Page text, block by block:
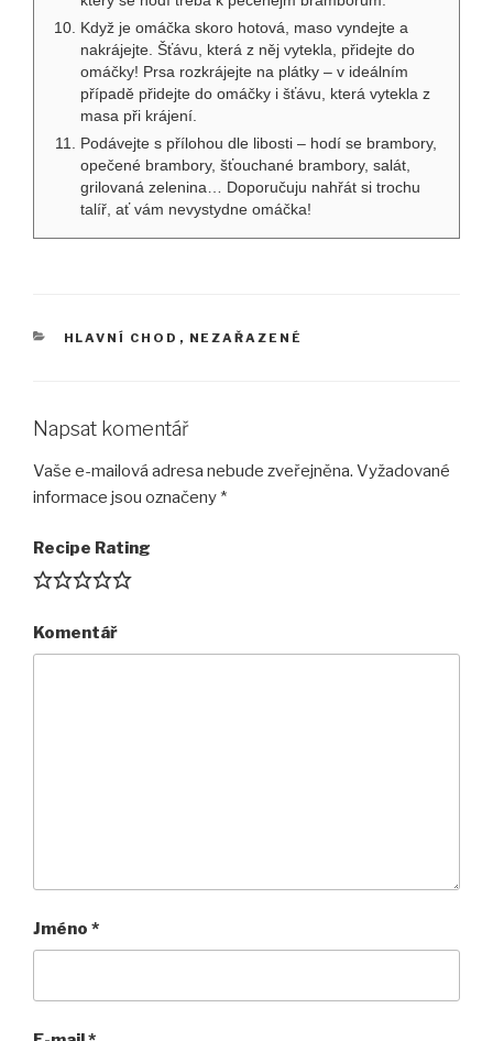
Když je omáčka skoro hotová, maso vyndejte a
nakrájejte. Šťávu, která z něj vytekla, přidejte do
omáčky! Prsa rozkrájejte na plátky – v ideálním
případě přidejte do omáčky i šťávu, která vytekla z
masa při krájení.
Podávejte s přílohou dle libosti – hodí se brambory,
opečené brambory, šťouchané brambory, salát,
grilovaná zelenina… Doporučuju nahřát si trochu
talíř, ať vám nevystydne omáčka!
RUBRIKY
HLAVNÍ CHOD , NEZAŘAZENÉ
Napsat komentář
Vaše e-mailová adresa nebude zveřejněna. Vyžadované
informace jsou označeny *
Recipe Rating
Komentář
Jméno *